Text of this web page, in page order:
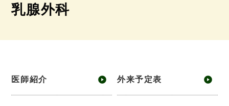
乳腺外科
医師紹介 外来予定表